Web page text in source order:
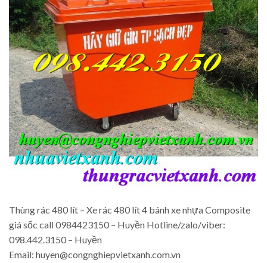
Thùng rác 480 lít – Xe rác 480 lít 4 bánh xe nhựa Composite
giá sốc call 0984423150 – Huyền Hotline/zalo/viber:
098.442.3150 – Huyền
Email: huyen@congnghiepvietxanh.com.vn